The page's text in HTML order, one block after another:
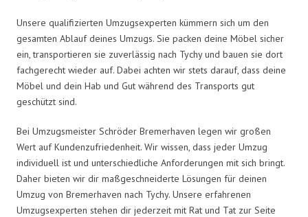
Unsere qualifizierten Umzugsexperten kümmern sich um den
gesamten Ablauf deines Umzugs. Sie packen deine Möbel sicher
ein, transportieren sie zuverlässig nach Tychy und bauen sie dort
fachgerecht wieder auf. Dabei achten wir stets darauf, dass deine
Möbel und dein Hab und Gut während des Transports gut
geschützt sind.
Bei Umzugsmeister Schröder Bremerhaven legen wir großen
Wert auf Kundenzufriedenheit. Wir wissen, dass jeder Umzug
individuell ist und unterschiedliche Anforderungen mit sich bringt.
Daher bieten wir dir maßgeschneiderte Lösungen für deinen
Umzug von Bremerhaven nach Tychy. Unsere erfahrenen
Umzugsexperten stehen dir jederzeit mit Rat und Tat zur Seite